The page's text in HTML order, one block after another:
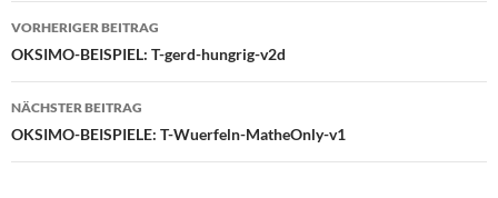
Beitragsnavigation
VORHERIGER BEITRAG
OKSIMO-BEISPIEL: T-gerd-hungrig-v2d
NÄCHSTER BEITRAG
OKSIMO-BEISPIELE: T-Wuerfeln-MatheOnly-v1